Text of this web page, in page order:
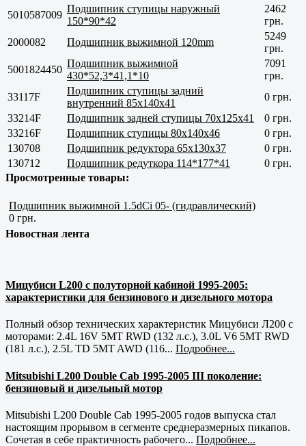
5010587009
Подшипник ступицы наружный
150*90*42
2462
грн.
2000082
Подшипник выжимной 120mm
5249
грн.
5001824450
Подшипник выжимной
430*52,3*41,1*10
7091
грн.
33117F
Подшипник ступицы задний
внутренний 85x140x41
0 грн.
33214F
Подшипник задней ступицы 70х125х41
0 грн.
33216F
Подшипник ступицы 80x140x46
0 грн.
130708
Подшипник редуктора 65x130x37
0 грн.
130712
Подшипник редуткора 114*177*41
0 грн.
Просмотренные товары:
Подшипник выжимной 1.5dCi 05- (гидравлический)
0 грн.
Новостная лента
Мицубиси L200 с полуторной кабиной 1995-2005:
характеристики для бензинового и дизельного мотора
Полный обзор технических характеристик Мицубиси Л200 с
моторами: 2.4L 16V 5MT RWD (132 л.с.), 3.0L V6 5MT RWD
(181 л.с.), 2.5L TD 5MT AWD (116... Подробнее...
Mitsubishi L200 Double Cab 1995-2005 III поколение:
бензиновый и дизельный мотор
Mitsubishi L200 Double Cab 1995-2005 годов выпуска стал
настоящим прорывом в сегменте среднеразмерных пикапов.
Сочетая в себе практичность рабочего... Подробнее...